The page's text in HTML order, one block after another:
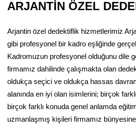
ARJANTİN ÖZEL
Arjantin özel dedektiflik hizmetlerimiz
gibi profesyonel bir kadro eşliğinde
Kadromuzun profesyonel olduğunu dile
firmamız dahilinde çalışmakta olan
oldukça seçici ve oldukça hassas
alanında en iyi olan isimlerini; birçok
birçok farklı konuda genel anlamda
uzmanlaşmış kişileri firmamız